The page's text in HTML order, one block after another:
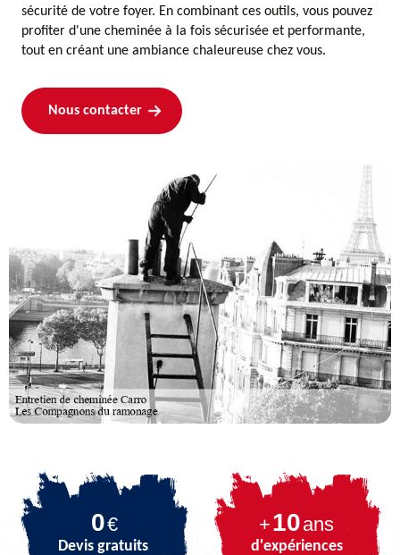
sécurité de votre foyer. En combinant ces outils, vous pouvez
profiter d'une cheminée à la fois sécurisée et performante,
tout en créant une ambiance chaleureuse chez vous.
Nous contacter
0€
Devis gratuits
+10ans
d'expériences